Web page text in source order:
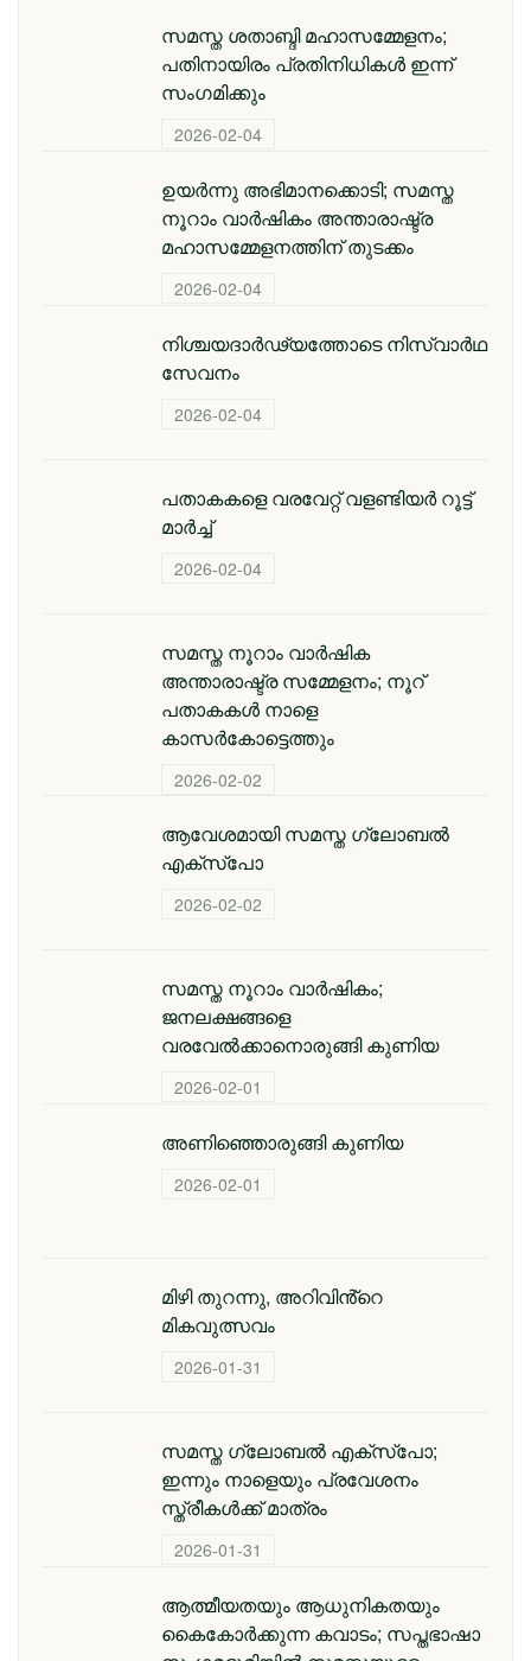
സമസ്ത ശതാബ്ദി മഹാസമ്മേളനം;
പതിനായിരം പ്രതിനിധികൾ ഇന്ന്
സംഗമിക്കും
2026-02-04
ഉയർന്നു അഭിമാനക്കൊടി; സമസ്ത
നൂറാം വാർഷികം അന്താരാഷ്ട്ര
മഹാസമ്മേളനത്തിന് തുടക്കം
2026-02-04
നിശ്ചയദാർഢ്യത്തോടെ നിസ്വാർഥ
സേവനം
2026-02-04
പതാകകളെ വരവേറ്റ് വളണ്ടിയർ റൂട്ട്
മാർച്ച്
2026-02-04
സമസ്ത നൂറാം വാര്‍ഷിക
അന്താരാഷ്ട്ര സമ്മേളനം; നൂറ്
പതാകകള്‍ നാളെ
കാസര്‍കോട്ടെത്തും
2026-02-02
ആവേശമായി സമസ്ത ഗ്ലോബല്‍
എക്‌സ്‌പോ
2026-02-02
സമസ്ത നൂറാം വാര്‍ഷികം;
ജനലക്ഷങ്ങളെ
വരവേല്‍ക്കാനൊരുങ്ങി കുണിയ
2026-02-01
അണിഞ്ഞൊരുങ്ങി കുണിയ
2026-02-01
മിഴി തുറന്നു, അറിവിൻ്റെ
മികവുത്സവം
2026-01-31
സമസ്ത ഗ്ലോബൽ എക്സ്പോ;
ഇന്നും നാളെയും പ്രവേശനം
സ്ത്രീകൾക്ക് മാത്രം
2026-01-31
ആത്മീയതയും ആധുനികതയും
കൈകോർക്കുന്ന കവാടം; സപ്തഭാഷാ